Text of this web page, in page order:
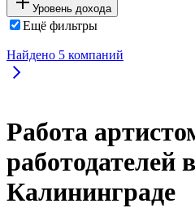
Уровень дохода
Ещё фильтры
Найдено 5 компаний
Работа
работодателей в
Калининграде